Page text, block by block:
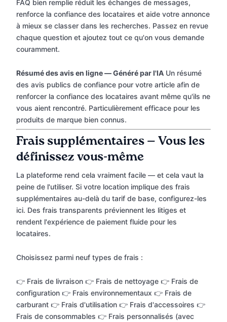
FAQ bien remplie réduit les échanges de messages,
renforce la confiance des locataires et aide votre annonce
à mieux se classer dans les recherches. Passez en revue
chaque question et ajoutez tout ce qu'on vous demande
couramment.
Résumé des avis en ligne — Généré par l'IA Un résumé
des avis publics de confiance pour votre article afin de
renforcer la confiance des locataires avant même qu'ils ne
vous aient rencontré. Particulièrement efficace pour les
produits de marque bien connus.
Frais supplémentaires — Vous les
définissez vous-même
La plateforme rend cela vraiment facile — et cela vaut la
peine de l'utiliser. Si votre location implique des frais
supplémentaires au-delà du tarif de base, configurez-les
ici. Des frais transparents préviennent les litiges et
rendent l'expérience de paiement fluide pour les
locataires.
Choisissez parmi neuf types de frais :
👉 Frais de livraison 👉 Frais de nettoyage 👉 Frais de
configuration 👉 Frais environnementaux 👉 Frais de
carburant 👉 Frais d'utilisation 👉 Frais d'accessoires 👉
Frais de consommables 👉 Frais personnalisés (avec